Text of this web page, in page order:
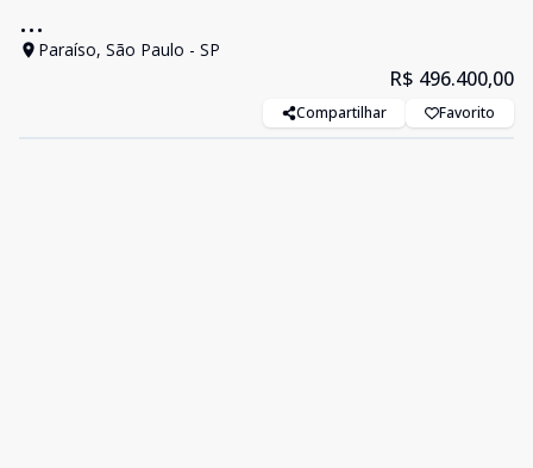
...
Paraíso, São Paulo - SP
R$ 496.400,00
Compartilhar Favorito